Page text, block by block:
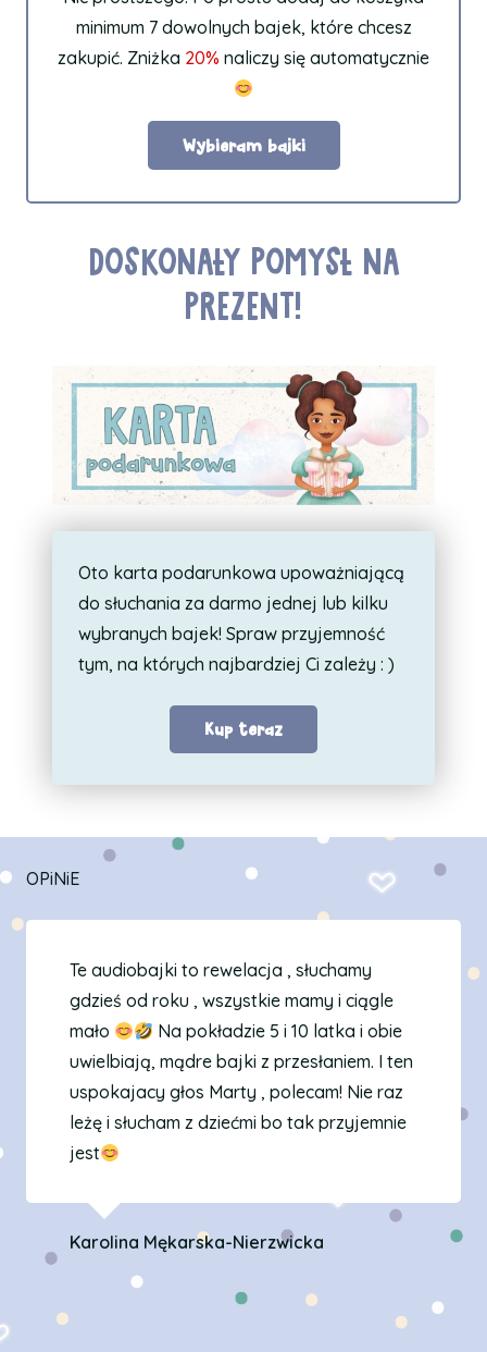
minimum 7 dowolnych bajek, które chcesz
zakupić. Zniżka 20% naliczy się automatycznie
Wybieram bajki
DOSKONAŁY POMYSŁ NA
PREZENT!
Oto karta podarunkowa upoważniającą
do słuchania za darmo jednej lub kilku
wybranych bajek! Spraw przyjemność
tym, na których najbardziej Ci zależy : )
Kup teraz
OPiNiE
Te audiobajki to rewelacja , słuchamy
gdzieś od roku , wszystkie mamy i ciągle
mało
Na pokładzie 5 i 10 latka i obie
uwielbiają, mądre bajki z przesłaniem. I ten
uspokajacy głos Marty , polecam! Nie raz
leżę i słucham z dziećmi bo tak przyjemnie
jest
Karolina Mękarska-Nierzwicka